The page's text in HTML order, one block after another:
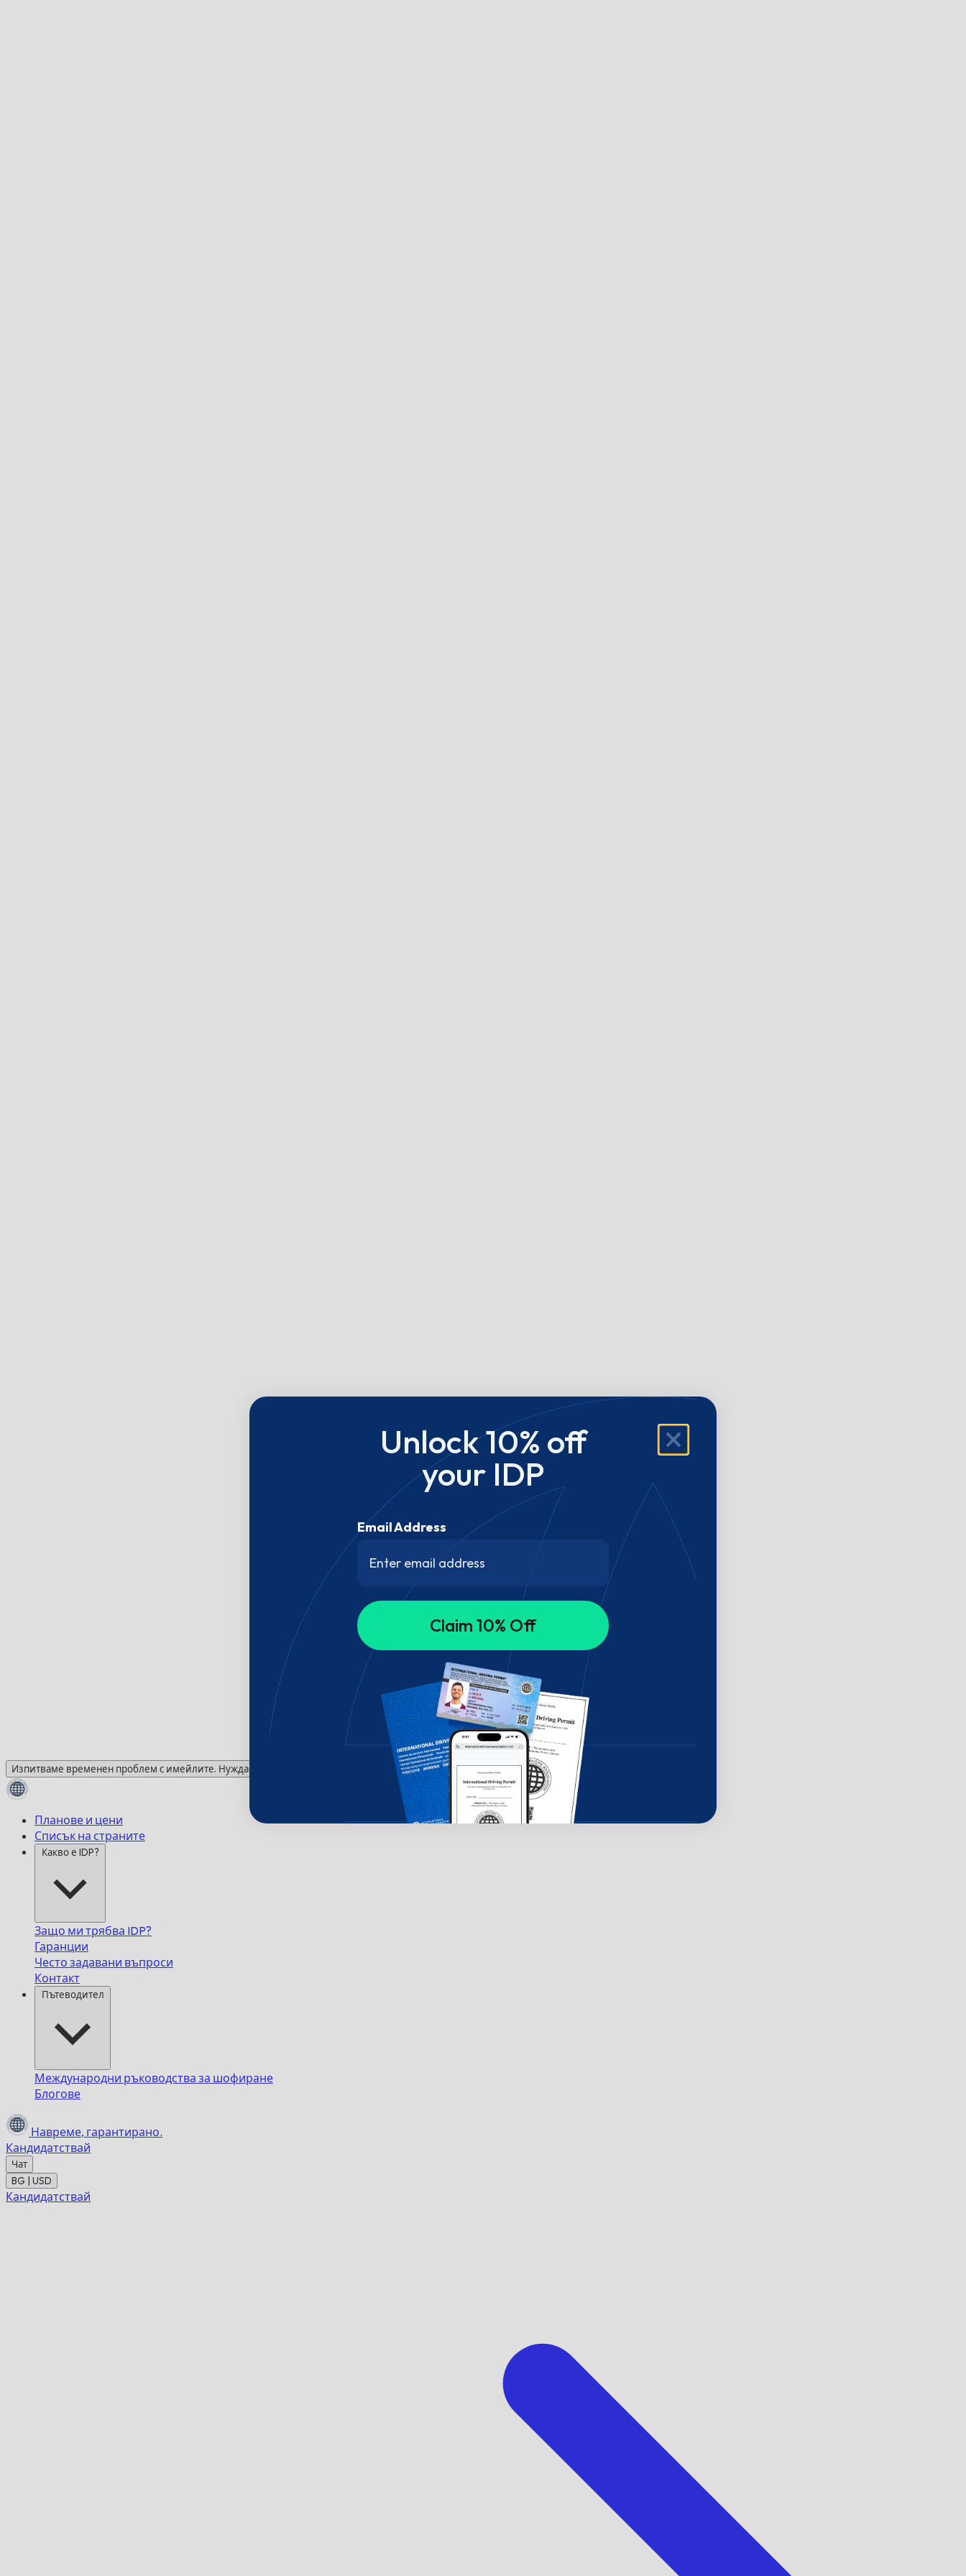
Изпитваме временен проблем с имейлите. Нуждаете се от помощ? Чатете с нас!
Планове и цени
Списък на страните
Какво е IDP?
Защо ми трябва IDP?
Гаранции
Често задавани въпроси
Контакт
Пътеводител
Международни ръководства за шофиране
Блогове
Навреме, гарантирано.
Кандидатствай
Чат
BG | USD
Кандидатствай
Unlock 10% off
your IDP
Email Address
Claim 10% Off